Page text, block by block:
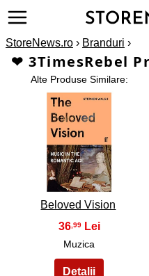
StoreNews.ro › Branduri ›
❤ 3TimesRebel
Alte Produse Similare:
1
Beloved Vision
36,99
Muzica